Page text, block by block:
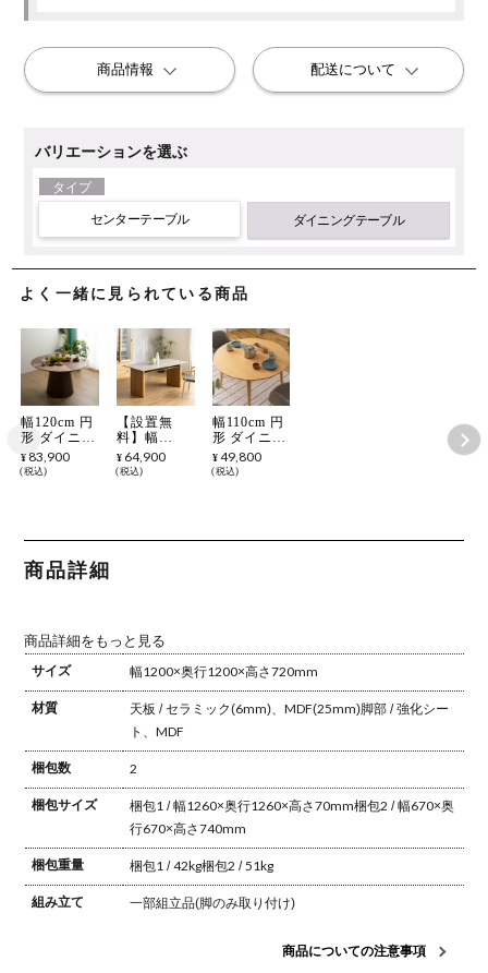
よく一緒に見られている商品
幅120cm 円
形 ダイニン
グテーブル
木製 天然木
4人 食卓テ
ーブル おし
ゃれ シンプ
¥ 83,900
税込
【設置無
料】幅
165cm ダイ
ニングテー
付き 長方形
ブラック
¥ 64,900
税込
幅110cm 円
形 ダイニン
グテーブル
木製 天然木
ンドテーブ
¥ 49,800
税込
商品詳細
商品詳細をもっと見る
サイズ
幅1200×奥行1200×高さ720mm
材質 天板 / セラミック(6mm)、MDF(25mm)脚部 / 強化シー
ト、MDF
梱包数 2
梱包サイズ 梱包1 / 幅1260×奥行1260×高さ70mm梱包2 / 幅670×奥
行670×高さ740mm
梱包重量 梱包1 / 42kg梱包2 / 51kg
組み立て 一部組立品(脚のみ取り付け)
商品についての注意事項
バリエーションを選ぶ
タイプ
センターテーブル ダイニングテーブル
商品情報 配送について